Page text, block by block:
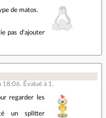
de matos.
pas d'ajouter
18:06. Évalué à 1 .
regarder les
un splitter